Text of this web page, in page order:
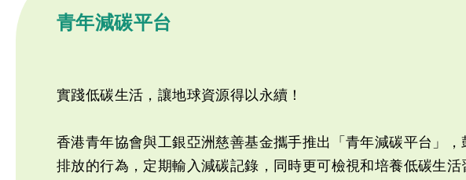
青年減碳平台
實踐低碳生活，讓地球資源得以永續！
香港青年協會與工銀亞洲慈善基金攜手推出「青年減碳平台」
排放的行為，定期輸入減碳記錄，同時更可檢視和培養低碳生